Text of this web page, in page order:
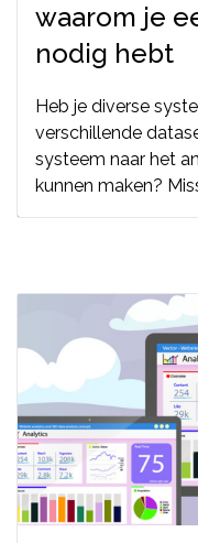
waarom je
nodig hebt
Heb je diverse
verschillende
systeem naar het
kunnen maken?